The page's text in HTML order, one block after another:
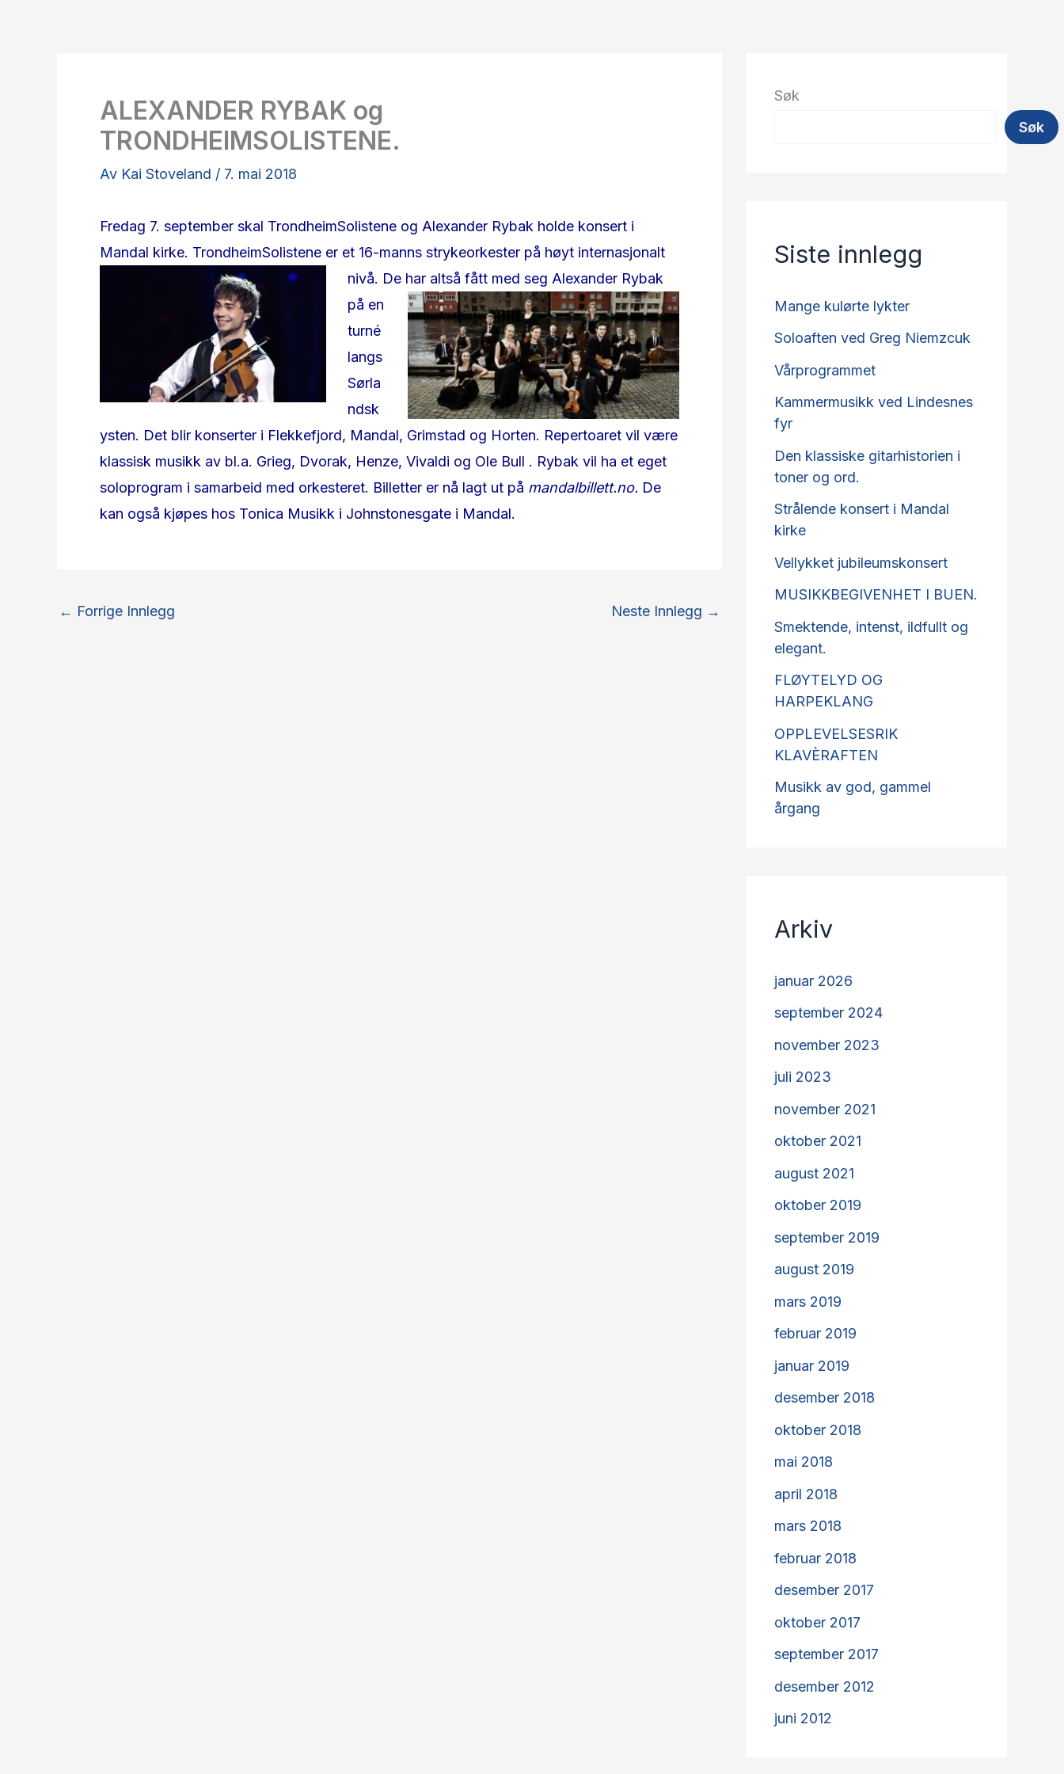
ALEXANDER RYBAK og
TRONDHEIMSOLISTENE.
Av Kai Stoveland / 7. mai 2018
Fredag 7. september skal TrondheimSolistene og Alexander Rybak holde konsert i
Mandal kirke. TrondheimSolistene er et 16-manns strykeorkester på høyt internasjonalt
nivå. De har altså fått med seg Alexander Rybak
på en
turné
langs
Sørla
ndsk
ysten. Det blir konserter i Flekkefjord, Mandal, Grimstad og Horten. Repertoaret vil være
klassisk musikk av bl.a. Grieg, Dvorak, Henze, Vivaldi og Ole Bull . Rybak vil ha et eget
soloprogram i samarbeid med orkesteret. Billetter er nå lagt ut på mandalbillett.no. De
kan også kjøpes hos Tonica Musikk i Johnstonesgate i Mandal.
← Forrige Innlegg Neste Innlegg →
Søk
Søk
Siste innlegg
Mange kulørte lykter
Soloaften ved Greg Niemzcuk
Vårprogrammet
Kammermusikk ved Lindesnes
fyr
Den klassiske gitarhistorien i
toner og ord.
Strålende konsert i Mandal
kirke
Vellykket jubileumskonsert
MUSIKKBEGIVENHET I BUEN.
Smektende, intenst, ildfullt og
elegant.
FLØYTELYD OG
HARPEKLANG
OPPLEVELSESRIK
KLAVÈRAFTEN
Musikk av god, gammel
årgang
Arkiv
januar 2026
september 2024
november 2023
juli 2023
november 2021
oktober 2021
august 2021
oktober 2019
september 2019
august 2019
mars 2019
februar 2019
januar 2019
desember 2018
oktober 2018
mai 2018
april 2018
mars 2018
februar 2018
desember 2017
oktober 2017
september 2017
desember 2012
juni 2012